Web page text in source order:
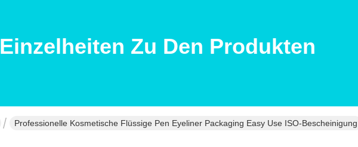
Einzelheiten Zu Den Produkten
Professionelle Kosmetische Flüssige Pen Eyeliner Packaging Easy Use ISO-Bescheinigung